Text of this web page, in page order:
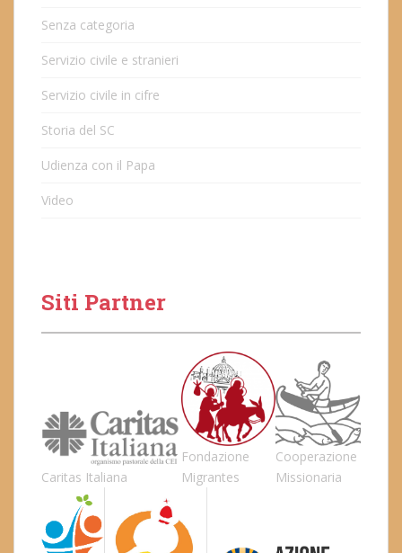
Senza categoria
Servizio civile e stranieri
Servizio civile in cifre
Storia del SC
Udienza con il Papa
Video
Siti Partner
Caritas Italiana
Fondazione
Migrantes
Cooperazione
Missionaria